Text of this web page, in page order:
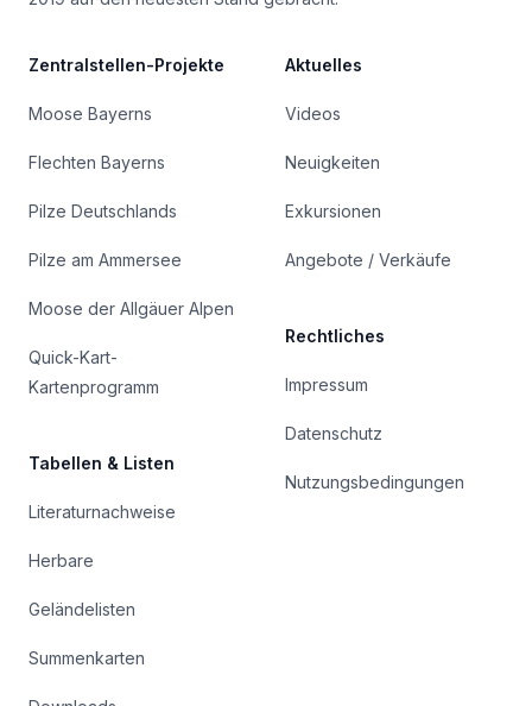
Zentralstellen-Projekte
Moose Bayerns
Flechten Bayerns
Pilze Deutschlands
Pilze am Ammersee
Moose der Allgäuer Alpen
Quick-Kart-
Kartenprogramm
Tabellen & Listen
Literaturnachweise
Herbare
Geländelisten
Summenkarten
Aktuelles
Videos
Neuigkeiten
Exkursionen
Angebote / Verkäufe
Rechtliches
Impressum
Datenschutz
Nutzungsbedingungen